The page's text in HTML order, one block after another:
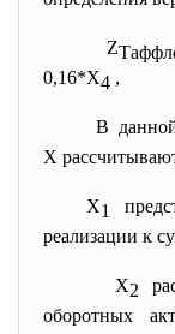
Z
0,16*Х4 ,
В
Х
Х1
реализации к
Х2
оборотных